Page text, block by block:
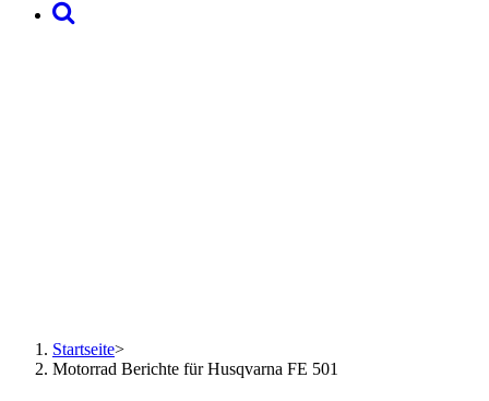
Startseite>
Motorrad Berichte für Husqvarna FE 501